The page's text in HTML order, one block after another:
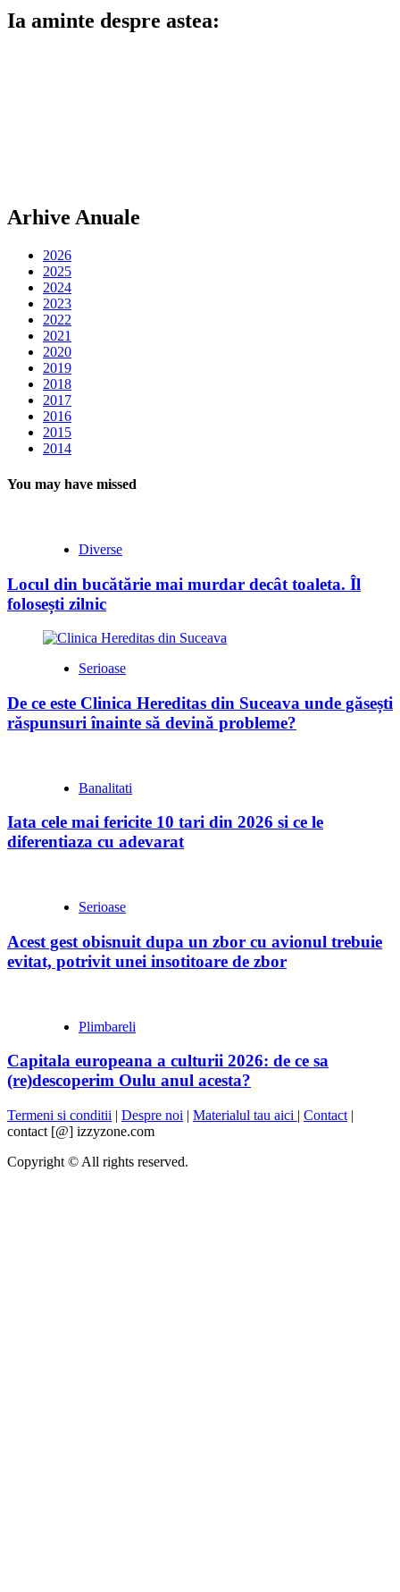
Ia aminte despre astea:
Arhive Anuale
2026
2025
2024
2023
2022
2021
2020
2019
2018
2017
2016
2015
2014
You may have missed
Diverse
Locul din bucătărie mai murdar decât toaleta. Îl
folosești zilnic
Serioase
De ce este Clinica Hereditas din Suceava unde găsești
răspunsuri înainte să devină probleme?
Banalitati
Iata cele mai fericite 10 tari din 2026 si ce le
diferentiaza cu adevarat
Serioase
Acest gest obisnuit dupa un zbor cu avionul trebuie
evitat, potrivit unei insotitoare de zbor
Plimbareli
Capitala europeana a culturii 2026: de ce sa
(re)descoperim Oulu anul acesta?
Termeni si conditii | Despre noi | Materialul tau aici | Contact |
contact [@] izzyzone.com
Copyright © All rights reserved.